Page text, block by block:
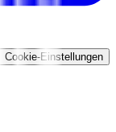
Cookie-Einstellungen